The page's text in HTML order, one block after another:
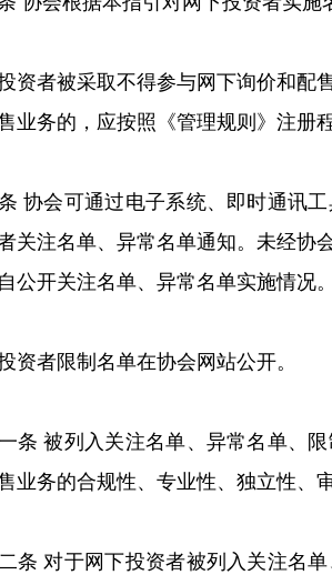
资者被采取不得参与网下询价和配
业务的，应按照《管理规则》注册
协会可通过电子系统、即时通讯
关注名单、异常名单通知。未经协
公开关注名单、异常名单实施情况。
资者限制名单在协会网站公开。
条 被列入关注名单、异常名单、
业务的合规性、专业性、独立性、
条 对于网下投资者被列入关注名